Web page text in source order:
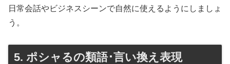
日常会話やビジネスシーンで自然に使えるようにしましょ
う。
5. ポシャるの類語･言い換え表現